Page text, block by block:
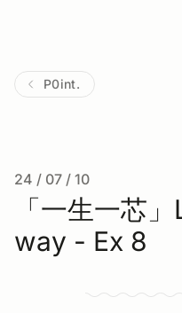
P0int.
24 / 07 / 10
「一生一芯
way - Ex 8